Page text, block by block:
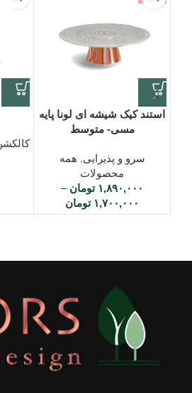
استند کیک شیشه ای لونا پایه
مسی- متوسط
سرو و پذیرایی, همه
محصولات
۱,۸۹۰,۰۰۰ تومان –
۱,۷۰۰,۰۰۰ تومان